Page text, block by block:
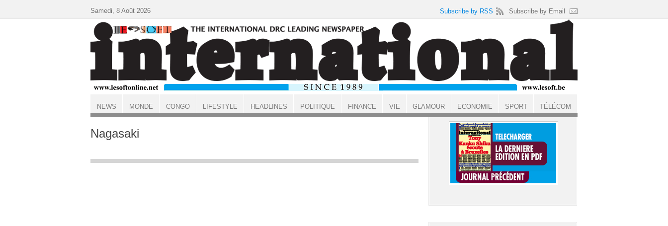
ACCUEIL
Nagasaki
Samedi, 8 Août 2026 Subscribe by RSS Subscribe by Email
NEWS MONDE CONGO LIFESTYLE HEADLINES POLITIQUE FINANCE VIE GLAMOUR ECONOMIE SPORT TÉLÉCOM